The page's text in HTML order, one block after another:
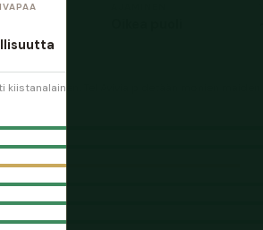
kiistanalainen. Tel Avivia pidetään monien